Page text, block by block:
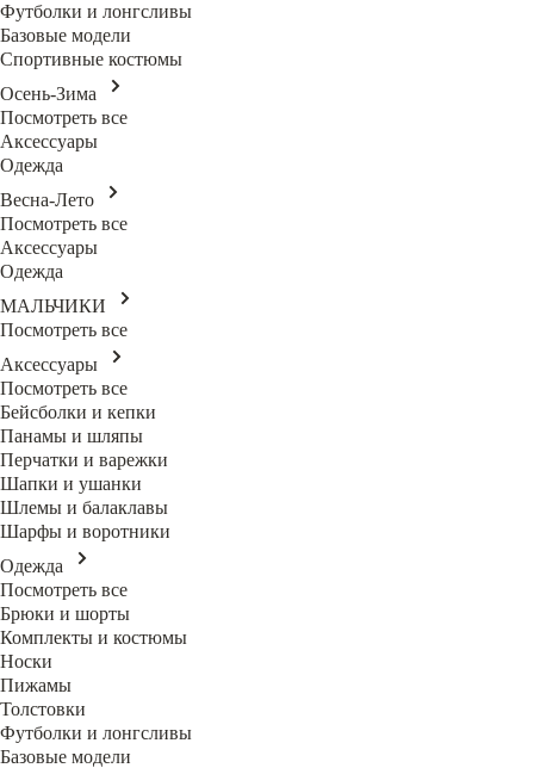
Футболки и лонгсливы
Базовые модели
Спортивные костюмы
Осень-Зима
Посмотреть все
Аксессуары
Одежда
Весна-Лето
Посмотреть все
Аксессуары
Одежда
МАЛЬЧИКИ
Посмотреть все
Аксессуары
Посмотреть все
Бейсболки и кепки
Панамы и шляпы
Перчатки и варежки
Шапки и ушанки
Шлемы и балаклавы
Шарфы и воротники
Одежда
Посмотреть все
Брюки и шорты
Комплекты и костюмы
Носки
Пижамы
Толстовки
Футболки и лонгсливы
Базовые модели